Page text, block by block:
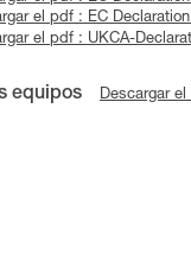
el pdf : EC
el pdf : UKCA-
equipos Descargar